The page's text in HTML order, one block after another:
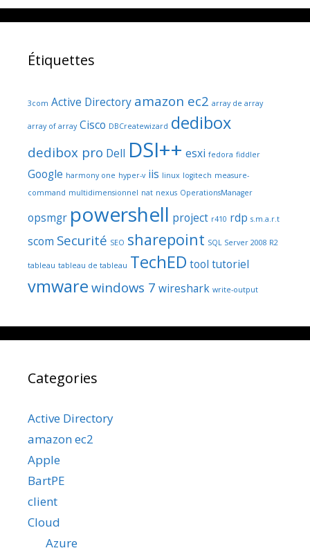
Étiquettes
3com Active Directory amazon ec2 array de array
array of array Cisco DBCreatewizard dedibox
dedibox pro Dell DSI++ esxi fedora fiddler
Google harmony one hyper-v iis linux logitech measure-
command multidimensionnel nat nexus OperationsManager
opsmgr powershell project r410 rdp s.m.a.r.t
scom Securité SEO sharepoint SQL Server 2008 R2
tableau tableau de tableau TechED tool tutoriel
vmware windows 7 wireshark write-output
Categories
Active Directory
amazon ec2
Apple
BartPE
client
Cloud
Azure